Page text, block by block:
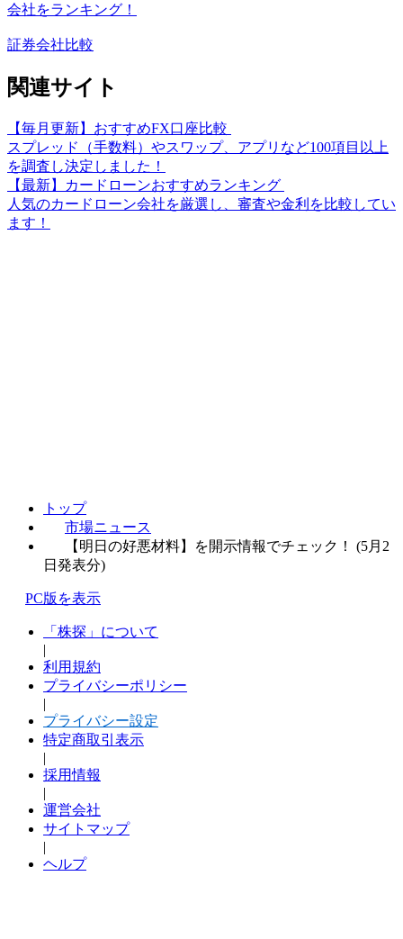
会社をランキング！
証券会社比較
関連サイト
【毎月更新】おすすめFX口座比較
スプレッド（手数料）やスワップ、アプリなど100項目以上
を調査し決定しました！
【最新】カードローンおすすめランキング
人気のカードローン会社を厳選し、審査や金利を比較してい
ます！
トップ
市場ニュース
【明日の好悪材料】を開示情報でチェック！ (5月2
日発表分)
PC版を表示
「株探」について
|
利用規約
プライバシーポリシー
|
プライバシー設定
特定商取引表示
|
採用情報
|
運営会社
サイトマップ
|
ヘルプ